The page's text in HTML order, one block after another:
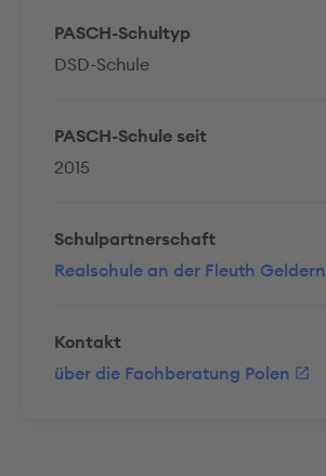
PASCH-Schultyp
DSD-Schule
PASCH-Schule seit
2015
Schulpartnerschaft
Realschule an der Fleuth Geldern
Kontakt
über die Fachberatung Polen